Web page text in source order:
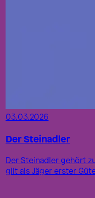
03.03.2026
Der Steinadler
Der Steinadler gehört
gilt als Jäger erster